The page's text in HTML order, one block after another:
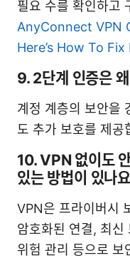
필요 수를 확인하고
AnyConnect VPN
Here’s How To Fix
9. 2단계 인증은
계정 계층의 보안을
도 추가 보호를 제공
10. VPN 없이도
있는 방법이 있나
VPN은 프라이버시
암호화된 연결, 최신
위험 관리 등으로 보